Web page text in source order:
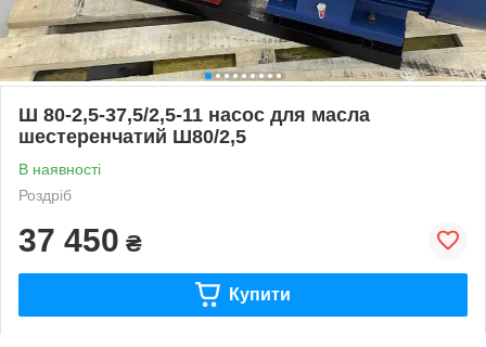
Ш 80-2,5-37,5/2,5-11 насос для масла
шестеренчатий Ш80/2,5
В наявності
Роздріб
37 450 ₴
Купити